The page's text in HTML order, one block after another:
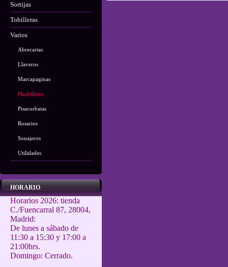
Sortijas
Tobilleras
Varios
Abrecartas
Llaveros
Marcapaginas
Pisabilletes
Pisacorbatas
Rosarios
Sonajeros
Utilidades
HORARIO
Horarios 2026: tienda
C./Fuencarral 87, 28004,
Madrid:
De lunes a sábado de
11:30 a 15:30 y 17:00 a
21:00hrs.
Domingo: Cerrado.